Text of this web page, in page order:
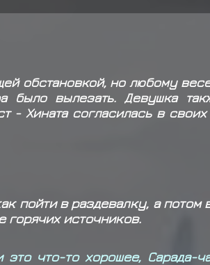
обстановкой, но любому
было вылезать. Девушка
- Хината согласилась в
пойти в раздевалку, а потом
горячих источников.
что-то хорошее, Сарада-